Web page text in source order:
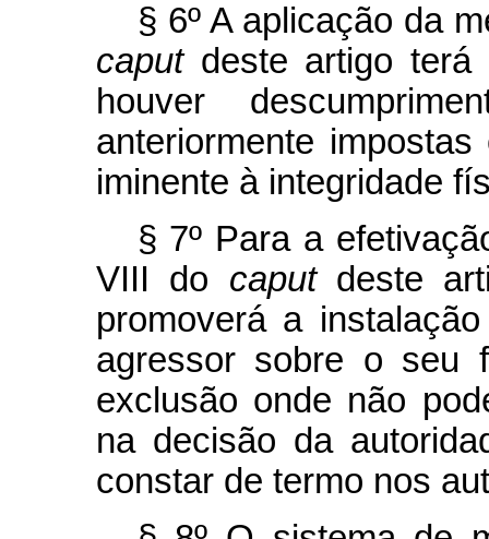
§ 6º A aplicação da
caputdeste artigo terá
houver
anteriormente
iminente à integridade
§ 7º Para a
VIII do caputdeste
promoverá a
agressor sobre o seu
exclusão onde não
na decisão da
constar de termo nos